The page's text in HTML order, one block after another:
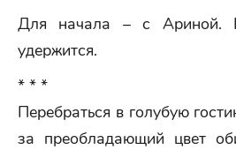
Для начала – с Ариной.
удержится.
* * *
Перебраться в голубую
за преобладающий цвет